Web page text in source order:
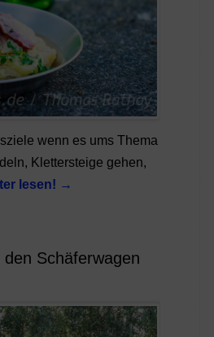
wenn es ums Thema
Klettersteige gehen,
lesen! →
Schäferwagen